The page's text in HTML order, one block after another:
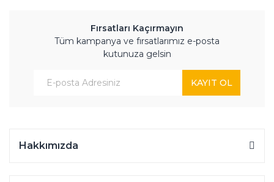
Fırsatları Kaçırmayın
Tüm kampanya ve fırsatlarımız e-posta
kutunuza gelsin
KAYIT OL
Hakkımızda